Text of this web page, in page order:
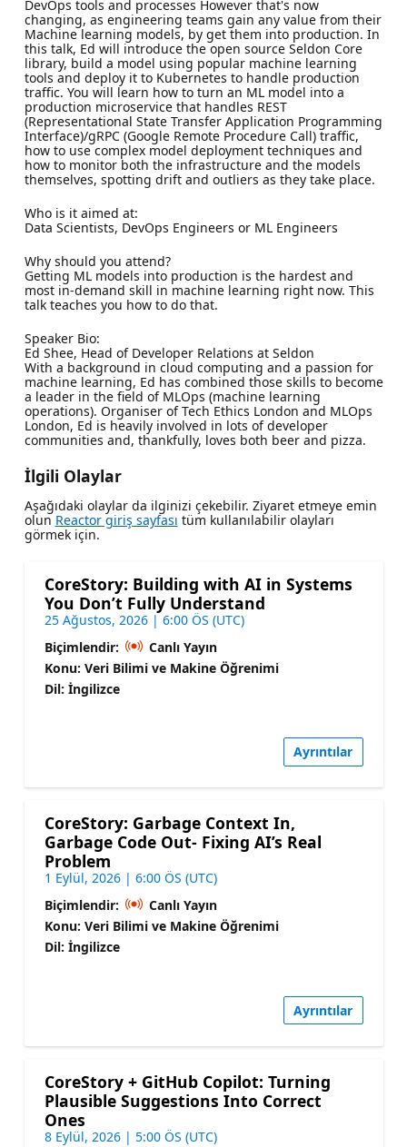
DevOps tools and processes However that's now
changing, as engineering teams gain any value from their
Machine learning models, by get them into production. In
this talk, Ed will introduce the open source Seldon Core
library, build a model using popular machine learning
tools and deploy it to Kubernetes to handle production
traffic. You will learn how to turn an ML model into a
production microservice that handles REST
(Representational State Transfer Application Programming
Interface)/gRPC (Google Remote Procedure Call) traffic,
how to use complex model deployment techniques and
how to monitor both the infrastructure and the models
themselves, spotting drift and outliers as they take place.
Who is it aimed at:
Data Scientists, DevOps Engineers or ML Engineers
Why should you attend?
Getting ML models into production is the hardest and
most in-demand skill in machine learning right now. This
talk teaches you how to do that.
Speaker Bio:
Ed Shee, Head of Developer Relations at Seldon
With a background in cloud computing and a passion for
machine learning, Ed has combined those skills to become
a leader in the field of MLOps (machine learning
operations). Organiser of Tech Ethics London and MLOps
London, Ed is heavily involved in lots of developer
communities and, thankfully, loves both beer and pizza.
İlgili Olaylar
Aşağıdaki olaylar da ilginizi çekebilir. Ziyaret etmeye emin
olun Reactor giriş sayfası tüm kullanılabilir olayları
görmek için.
CoreStory: Building with AI in Systems
You Don’t Fully Understand
25 Ağustos, 2026 | 6:00 ÖS (UTC)
Biçimlendir:
Canlı Yayın
Konu: Veri Bilimi ve Makine Öğrenimi
Dil: İngilizce
Ayrıntılar
CoreStory: Garbage Context In,
Garbage Code Out- Fixing AI’s Real
Problem
1 Eylül, 2026 | 6:00 ÖS (UTC)
Biçimlendir:
Canlı Yayın
Konu: Veri Bilimi ve Makine Öğrenimi
Dil: İngilizce
Ayrıntılar
CoreStory + GitHub Copilot: Turning
Plausible Suggestions Into Correct
Ones
8 Eylül, 2026 | 5:00 ÖS (UTC)